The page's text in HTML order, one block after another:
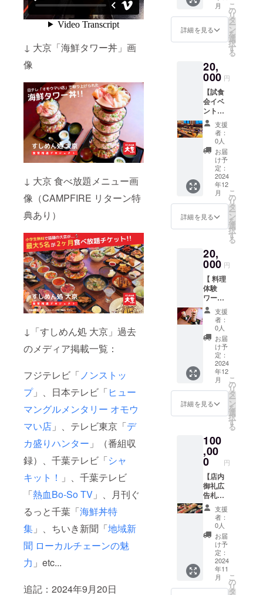
↓ 大京「海鮮タワー丼」画
像
↓ 大京 食べ放題メニュー画
像（CAMPFIRE リターン特
典あり）
↓「すしめん処 大京」過去
のメディア掲載一覧：
フジテレビ「 ノンストッ
プ」、日本テレビ「ヒュー
マングルメンタリー オモウ
マい店 」、テレビ東京「デ
カ盛りハンター 」（番組収
録）、千葉テレビ「シャ
キット！ 」、千葉テレビ
「熱血Bo-So TV 」、月刊ぐ
るっと千葉「海鮮丼特
集 」、ちいき新聞「地域新
聞 ローカルチェーンの魅
力 」etc...
追記：2024年9月20日
店舗一
覧：
https://
info
提供さ
せてい
ただき
ば、何
度でも
題メ
ニュー
をすし
めん処
大京 全
店舗で
ご利用
いただ
けま
す。 ※
店舗一
覧：
https://
www.df
て、プ
ロジェ
クト終
了後
セージ
をお送
りさせ
ていた
だきま
す。
月
詳細を見る
こ
の
リ
タ
ー
ン
を
選
択
す
る
20,
000 円
【試食
会イベ
ント参
加チ
ケット
（1口 2
万
円）】
すしめ
ん処 大
京の新
ニュー
試食会
へのご
させて
いただ
きま
す。
（開催
時期
2024年
内） メ
ニュー
開発に
関する
ご意見
も寄せ
ていた
だくこ
とがで
きま
しめん
処 大京
酒々井
店（千
葉県印
旛郡
酒々井
町上本
佐倉
145-1）
・支援
者様の
交通費
や滞在
費：支
援者様
の交通
支援
者：
0人
お届
け予
定：
2024
年12
月
詳細を見る
こ
の
リ
タ
ー
ン
を
選
択
す
る
20,
000 円
【 料理
体験
ワーク
ショッ
プ（1口
円）】
すしめ
ん処 大
京の提
供メ
ニュー
の料理
法や飾
り付け
ご覧い
ただけ
る参加
券をご
提供さ
せてい
ただき
ます。
（開催
時期
2024年
内） ・
開催場
所：す
しめん
処 大京
酒々井
支援
者：
0人
お届
け予
定：
2024
年12
月
詳細を見る
こ
の
リ
タ
ー
ン
を
選
択
す
る
100
,00
0 円
【店内
御礼広
告札書
き（1口
10万
円）】
ご支援
いただ
きまし
た御礼
を込め
て、店
内広告
支援
者：
0人
お届
け予
定：
2024
年11
月
こ
の
リ
タ